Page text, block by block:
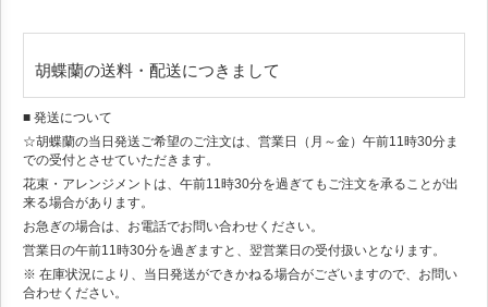
胡蝶蘭の送料・配送につきまして
■ 発送について
☆胡蝶蘭の当日発送ご希望のご注文は、営業日（月～金）午前11時30分ま
での受付とさせていただきます。
花束・アレンジメントは、午前11時30分を過ぎてもご注文を承ることが出
来る場合があります。
お急ぎの場合は、お電話でお問い合わせください。
営業日の午前11時30分を過ぎますと、翌営業日の受付扱いとなります。
※ 在庫状況により、当日発送ができかねる場合がございますので、お問い
合わせください。